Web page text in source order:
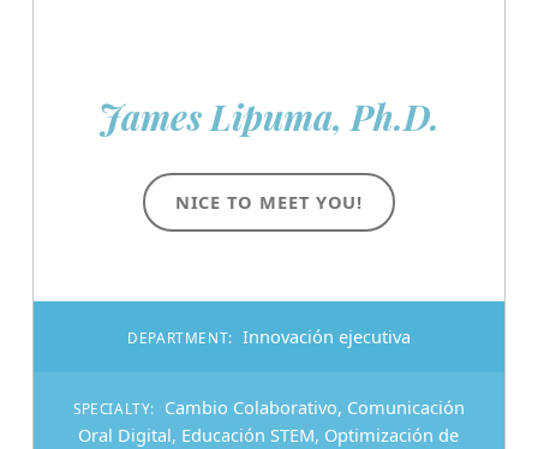
James Lipuma, Ph.D.
NICE TO MEET YOU!
DEPARTMENT: Innovación ejecutiva
SPECIALTY: Cambio Colaborativo, Comunicación
Oral Digital, Educación STEM, Optimización de